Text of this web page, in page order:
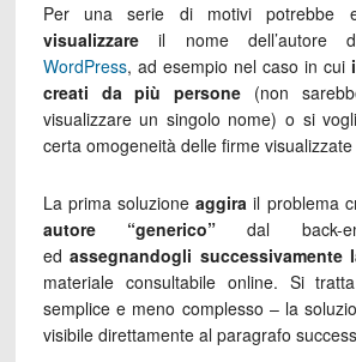
Per una serie di motivi potrebbe
visualizzareil nome dell’autore
WordPress, ad esempio nel caso in cui
creati da più persone (non
visualizzare un singolo nome) o si
certa omogeneità delle firme
La prima soluzioneaggira il problema
autore “generico” dal back-
edassegnandogli successivamente
materiale consultabile online. Si
semplice e meno complesso – la
visibile direttamente al paragrafo